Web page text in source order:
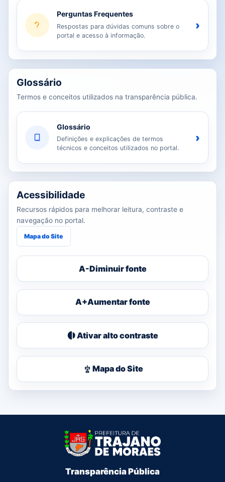
Perguntas Frequentes
Respostas para dúvidas comuns sobre o
portal e acesso à informação.
›
Glossário
Termos e conceitos utilizados na transparência pública.
Glossário
Definições e explicações de termos
técnicos e conceitos utilizados no portal.
›
Acessibilidade
Recursos rápidos para melhorar leitura, contraste e
navegação no portal.
Mapa do Site
A-Diminuir fonte
A+Aumentar fonte
Ativar alto contraste
Mapa do Site
Transparência Pública